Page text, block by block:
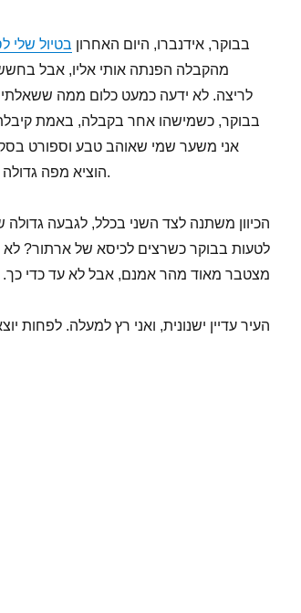
6 בבוקר, אידנברו, היום האחרון בטיול שלי
מהקבלה הפנתה אותי אליו, אבל
לריצה. לא ידעה כמעט כלום ממה ששאלתי
בבוקר, כשמישהו אחר בקבלה, באמת
אני משער שמי שאוהב טבע וספורט
הוציא מפה גדולה של העיר ומכאן כבר אני הובלתי אותו בשאלות.
הכיוון משתנה לצד השני בכלל, לגבעה
מצטבר מאוד מהר אמנם, אבל לא עד כדי כך.
העיר עדיין ישנונית, ואני רץ למעלה. לפחות